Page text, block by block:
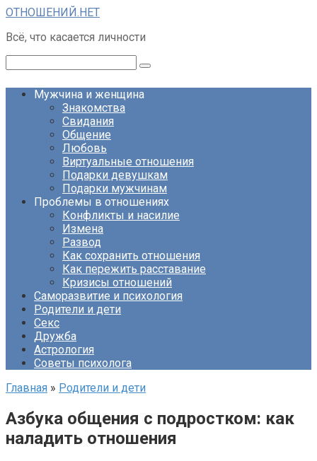
Перейти
контенту
ОТНОШЕНИЙ.НЕТ
Всё, что касается личности
Мужчина и женщина
Знакомства
Свидания
Общение
Любовь
Виртуальные отношения
Подарки девушкам
Подарки мужчинам
Проблемы в отношениях
Конфликты и насилие
Измена
Развод
Как сохранить отношения
Как пережить расставание
Кризисы отношений
Саморазвитие и психология
Родители и дети
Секс
Дружба
Астрология
Советы психолога
Главная » Родители и дети
Азбука общения с подростком: как
наладить отношения